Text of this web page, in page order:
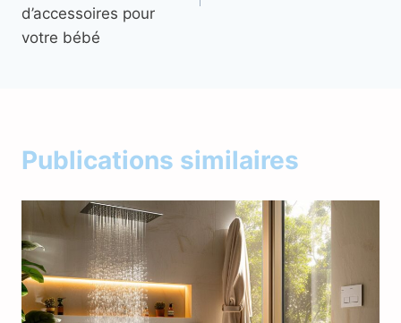
d’accessoires pour
votre bébé
Publications similaires